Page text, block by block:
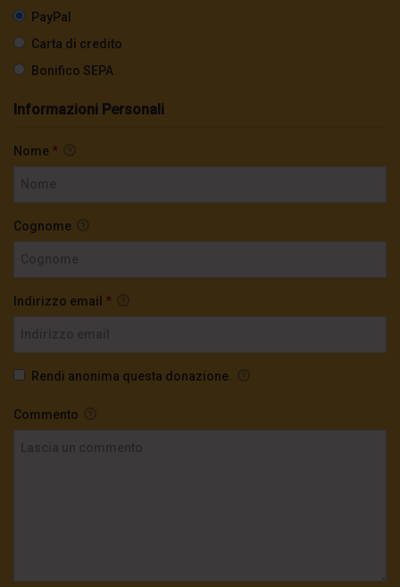
PayPal
Carta di credito
Bonifico SEPA
Informazioni Personali
Nome *
Cognome
Indirizzo email *
Rendi anonima questa donazione.
Commento